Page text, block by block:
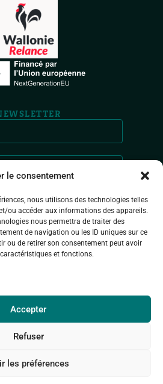
le consentement
nous utilisons des technologies telles
ou accéder aux informations des appareils.
nous permettra de traiter des
de navigation ou les ID uniques sur ce
ou de retirer son consentement peut avoir
et fonctions.
Accepter
Refuser
les préférences
envoyer les actualités
Pour en savoir plus sur la
personnelles,